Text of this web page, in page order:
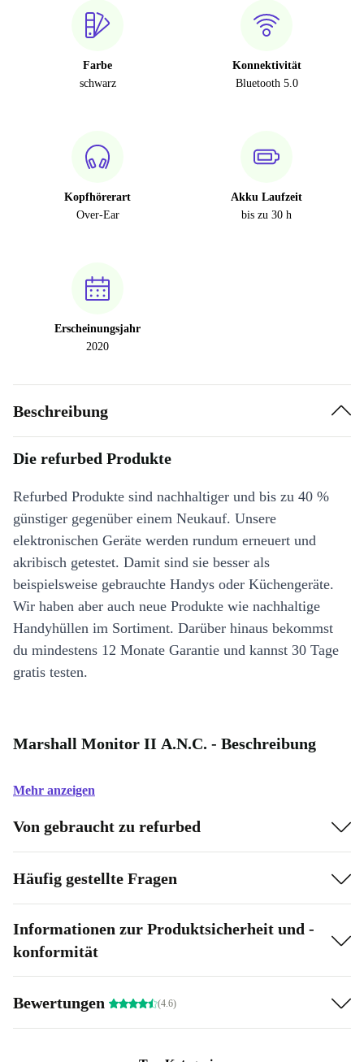
Farbe
schwarz
Konnektivität
Bluetooth 5.0
Kopfhörerart
Over-Ear
Akku Laufzeit
bis zu 30 h
Erscheinungsjahr
2020
Beschreibung
Die refurbed Produkte
Refurbed Produkte sind nachhaltiger und bis zu 40 %
günstiger gegenüber einem Neukauf. Unsere
elektronischen Geräte werden rundum erneuert und
akribisch getestet. Damit sind sie besser als
beispielsweise gebrauchte Handys oder Küchengeräte.
Wir haben aber auch neue Produkte wie nachhaltige
Handyhüllen im Sortiment. Darüber hinaus bekommst
du mindestens 12 Monate Garantie und kannst 30 Tage
gratis testen.
Marshall Monitor II A.N.C. - Beschreibung
Mehr anzeigen
Von gebraucht zu refurbed
Häufig gestellte Fragen
Informationen zur Produktsicherheit und -
konformität
Bewertungen (4.6)